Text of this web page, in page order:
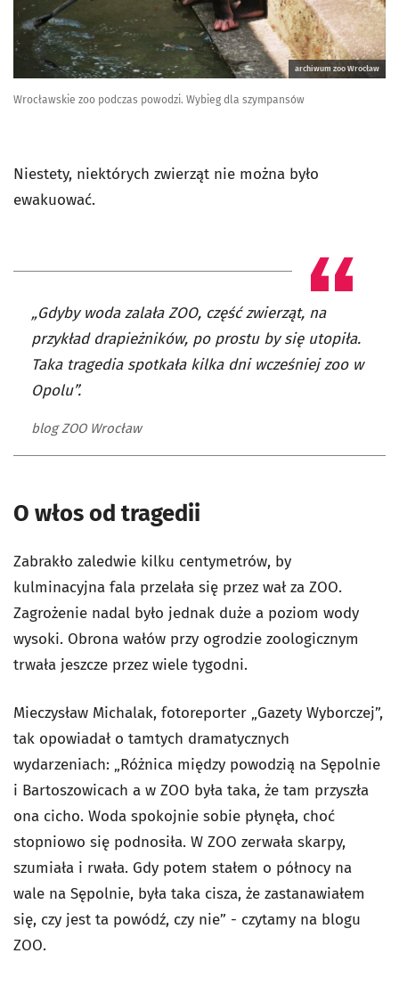
archiwum zoo Wrocław
Wrocławskie zoo podczas powodzi. Wybieg dla szympansów
Niestety, niektórych zwierząt nie można było
ewakuować.
„Gdyby woda zalała ZOO, część zwierząt, na
przykład drapieżników, po prostu by się utopiła.
Taka tragedia spotkała kilka dni wcześniej zoo w
Opolu”.
blog ZOO Wrocław
O włos od tragedii
Zabrakło zaledwie kilku centymetrów, by
kulminacyjna fala przelała się przez wał za ZOO.
Zagrożenie nadal było jednak duże a poziom wody
wysoki. Obrona wałów przy ogrodzie zoologicznym
trwała jeszcze przez wiele tygodni.
Mieczysław Michalak, fotoreporter „Gazety Wyborczej”,
tak opowiadał o tamtych dramatycznych
wydarzeniach: „Różnica między powodzią na Sępolnie
i Bartoszowicach a w ZOO była taka, że tam przyszła
ona cicho. Woda spokojnie sobie płynęła, choć
stopniowo się podnosiła. W ZOO zerwała skarpy,
szumiała i rwała. Gdy potem stałem o północy na
wale na Sępolnie, była taka cisza, że zastanawiałem
się, czy jest ta powódź, czy nie” - czytamy na blogu
ZOO.